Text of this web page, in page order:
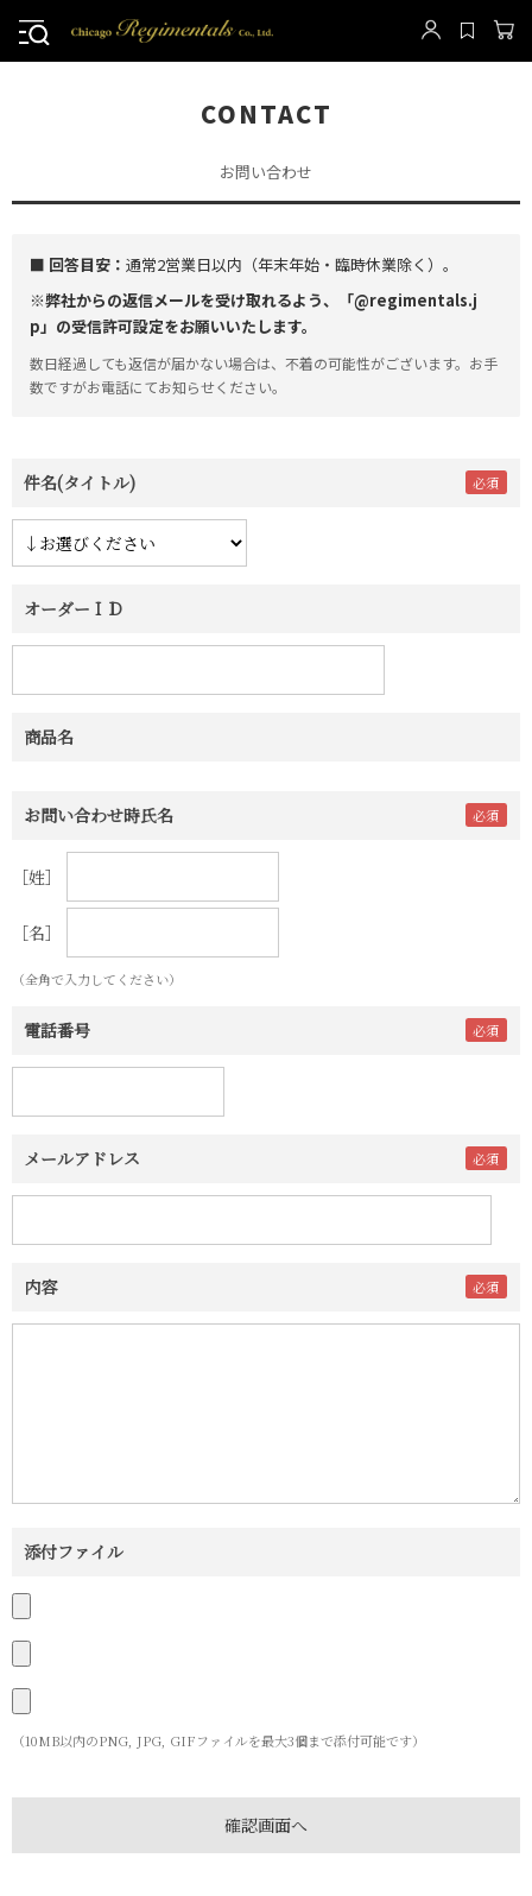
CONTACT
お問い合わせ
■ 回答目安： 通常2営業日以内（年末年始・臨時休業除く）。
※弊社からの返信メールを受け取れるよう、「@regimentals.j
p」の受信許可設定をお願いいたします。
数日経過しても返信が届かない場合は、不着の可能性がございます。お手
数ですがお電話にてお知らせください。
件名(タイトル)
オーダーＩＤ
商品名
お問い合わせ時氏名
［姓］
［名］
（全角で入力してください）
電話番号
メールアドレス
内容
添付ファイル
（10MB以内のPNG, JPG, GIFファイルを最大3個まで添付可能です）